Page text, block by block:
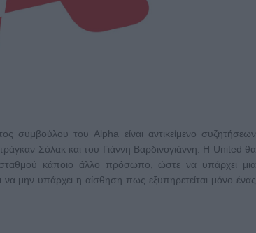
συμβούλου του Alpha είναι αντικείμενο συζητήσεων
Σόλακ και του Γιάννη Βαρδινογιάννη. Η United θα
κάποιο άλλο πρόσωπο, ώστε να υπάρχει μια
να μην υπάρχει η αίσθηση πως εξυπηρετείται μόνο ένας